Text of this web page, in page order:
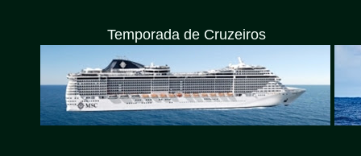
Temporada de Cruzeiros